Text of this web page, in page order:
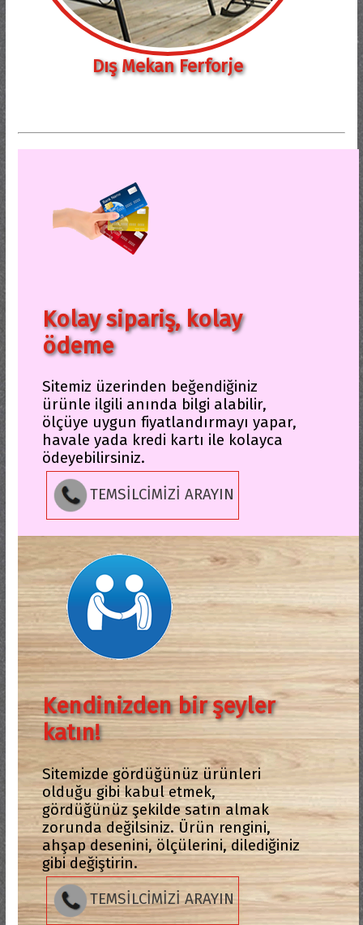
Dış Mekan Ferforje
Kolay sipariş, kolay
ödeme
Sitemiz üzerinden beğendiğiniz
ürünle ilgili anında bilgi alabilir,
ölçüye uygun fiyatlandırmayı yapar,
havale yada kredi kartı ile kolayca
ödeyebilirsiniz.
TEMSİLCİMİZİ ARAYIN
Kendinizden bir şeyler
katın!
Sitemizde gördüğünüz ürünleri
olduğu gibi kabul etmek,
gördüğünüz şekilde satın almak
zorunda değilsiniz. Ürün rengini,
ahşap desenini, ölçülerini, dilediğiniz
gibi değiştirin.
TEMSİLCİMİZİ ARAYIN